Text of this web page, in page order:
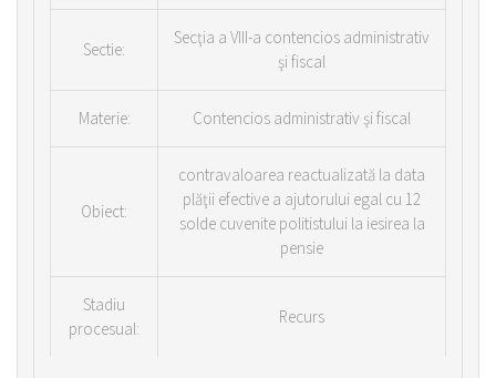
Sectie:
Secţia a VIII-a contencios administrativ
şi fiscal
Materie: Contencios administrativ şi fiscal
Obiect:
contravaloarea reactualizată la data
plăţii efective a ajutorului egal cu 12
solde cuvenite politistului la iesirea la
pensie
Stadiu
procesual:
Recurs